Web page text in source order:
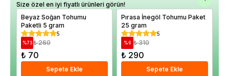
Size özel en iyi fiyatlı ürünleri görün!
Beyaz Soğan Tohumu
Paketli 5 gram
5
%73 ₺ 260
₺ 70
Sepete Ekle
Pırasa İnegöl Tohumu Paket
25 gram
5
% 6 ₺ 310
₺ 290
Sepete Ekle